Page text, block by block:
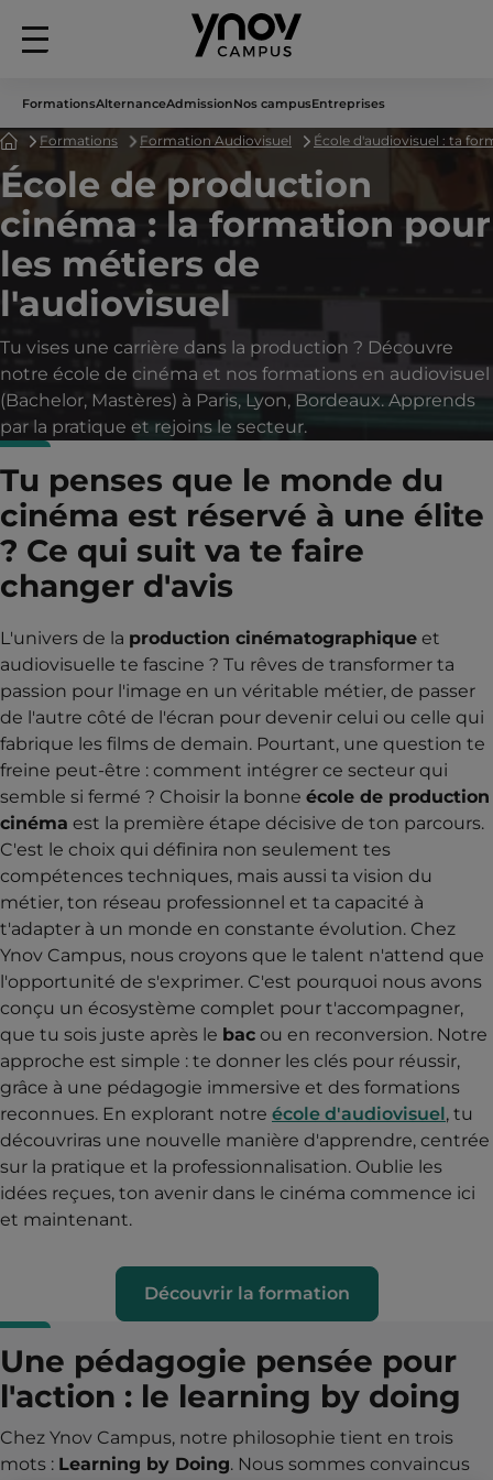
Menu
FormationsAlternanceAdmissionNos campusEntreprises
AccueilFormations Formation Audiovisuel École d'audiovisuel : ta
École de production
cinéma : la formation pour
les métiers de
l'audiovisuel
Tu vises une carrière dans la production ? Découvre
notre école de cinéma et nos formations en audiovisuel
(Bachelor, Mastères) à Paris, Lyon, Bordeaux. Apprends
par la pratique et rejoins le secteur.
Tu penses que le monde du
cinéma est réservé à une élite
? Ce qui suit va te faire
changer d'avis
L'univers de la production cinématographique et
audiovisuelle te fascine ? Tu rêves de transformer ta
passion pour l'image en un véritable métier, de passer
de l'autre côté de l'écran pour devenir celui ou celle qui
fabrique les films de demain. Pourtant, une question te
freine peut-être : comment intégrer ce secteur qui
semble si fermé ? Choisir la bonne école de production
cinéma est la première étape décisive de ton parcours.
C'est le choix qui définira non seulement tes
compétences techniques, mais aussi ta vision du
métier, ton réseau professionnel et ta capacité à
t'adapter à un monde en constante évolution. Chez
Ynov Campus, nous croyons que le talent n'attend que
l'opportunité de s'exprimer. C'est pourquoi nous avons
conçu un écosystème complet pour t'accompagner,
que tu sois juste après le bac ou en reconversion. Notre
approche est simple : te donner les clés pour réussir,
grâce à une pédagogie immersive et des formations
reconnues. En explorant notre école d'audiovisuel, tu
découvriras une nouvelle manière d'apprendre, centrée
sur la pratique et la professionnalisation. Oublie les
idées reçues, ton avenir dans le cinéma commence ici
et maintenant.
Découvrir la formation
Une pédagogie pensée pour
l'action : le learning by doing
Chez Ynov Campus, notre philosophie tient en trois
mots : Learning by Doing. Nous sommes convaincus